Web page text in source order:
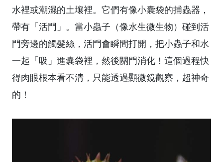
水裡或潮濕的土壤裡。它們有像小囊袋的捕蟲器，
帶有「活門」。當小蟲子（像水生微生物）碰到活
門旁邊的觸髮絲，活門會瞬間打開，把小蟲子和水
一起「吸」進囊袋裡，然後關門消化！這個過程快
得肉眼根本看不清，只能透過顯微鏡觀察，超神奇
的！